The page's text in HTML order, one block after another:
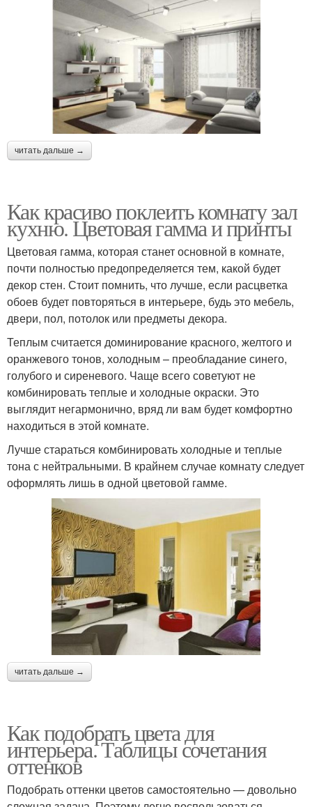
читать дальше →
Как красиво поклеить комнату зал
кухню. Цветовая гамма и принты
Цветовая гамма, которая станет основной в комнате,
почти полностью предопределяется тем, какой будет
декор стен. Стоит помнить, что лучше, если расцветка
обоев будет повторяться в интерьере, будь это мебель,
двери, пол, потолок или предметы декора.
Теплым считается доминирование красного, желтого и
оранжевого тонов, холодным – преобладание синего,
голубого и сиреневого. Чаще всего советуют не
комбинировать теплые и холодные окраски. Это
выглядит негармонично, вряд ли вам будет комфортно
находиться в этой комнате.
Лучше стараться комбинировать холодные и теплые
тона с нейтральными. В крайнем случае комнату следует
оформлять лишь в одной цветовой гамме.
читать дальше →
Как подобрать цвета для
интерьера. Таблицы сочетания
оттенков
Подобрать оттенки цветов самостоятельно — довольно